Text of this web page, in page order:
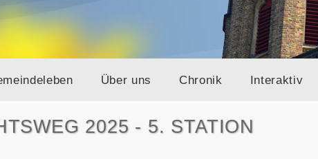
Über uns Chronik Interaktiv
2025 - 5. STATION